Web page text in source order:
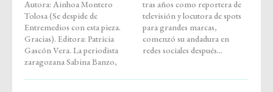
Autora: Ainhoa Montero
Tolosa (Se despide de
Entremedios con esta pieza.
Gracias). Editora: Patricia
Gascón Vera. La periodista
zaragozana Sabina Banzo,
tras años como reportera de
televisión y locutora de spots
para grandes marcas,
comenzó su andadura en
redes sociales después...